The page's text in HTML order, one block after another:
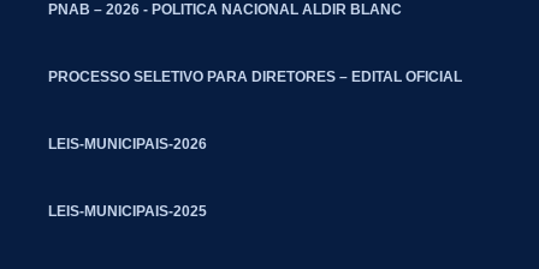
PNAB – 2026 - POLITICA NACIONAL ALDIR BLANC
PROCESSO SELETIVO PARA DIRETORES – EDITAL OFICIAL
LEIS-MUNICIPAIS-2026
LEIS-MUNICIPAIS-2025